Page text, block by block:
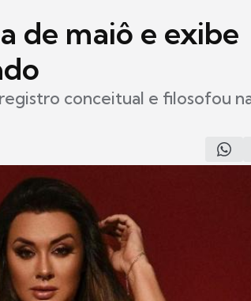
de maiô e exibe
conceitual e filosofou